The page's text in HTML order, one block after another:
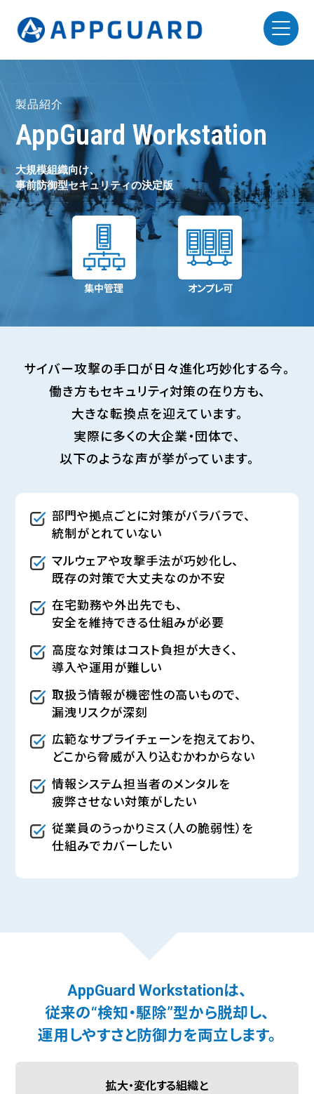
製品紹介
AppGuard Workstation
大規模組織向け、
事前防御型セキュリティの決定版
集中管理 オンプレ可
サイバー攻撃の手口が日々進化巧妙化する今。
働き方もセキュリティ対策の在り方も、
大きな転換点を迎えています。
実際に多くの大企業・団体で、
以下のような声が挙がっています。
部門や拠点ごとに対策がバラバラで、
統制がとれていない
マルウェアや攻撃手法が巧妙化し、
既存の対策で大丈夫なのか不安
在宅勤務や外出先でも、
安全を維持できる仕組みが必要
高度な対策はコスト負担が大きく、
導入や運用が難しい
取扱う情報が機密性の高いもので、
漏洩リスクが深刻
広範なサプライチェーンを抱えており、
どこから脅威が入り込むかわからない
情報システム担当者のメンタルを
疲弊させない対策がしたい
従業員のうっかりミス（人の脆弱性）を
仕組みでカバーしたい
AppGuard Workstationは、
従来の“検知・駆除”型から脱却し、
運用しやすさと防御力を両立します。
拡大・変化する組織と